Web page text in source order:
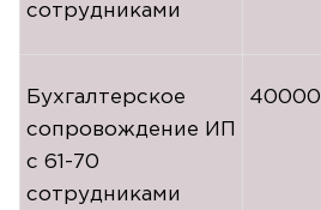
сотрудниками
Бухгалтерское
сопровождение ИП
с 61-70
сотрудниками
40000